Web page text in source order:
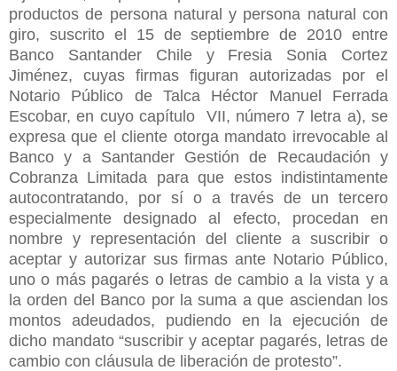
productos de persona natural y persona natural con
giro, suscrito el 15 de septiembre de 2010 entre
Banco Santander Chile y Fresia Sonia Cortez
Jiménez, cuyas firmas figuran autorizadas por el
Notario Público de Talca Héctor Manuel Ferrada
Escobar, en cuyo capítulo VII, número 7 letra a), se
expresa que el cliente otorga mandato irrevocable al
Banco y a Santander Gestión de Recaudación y
Cobranza Limitada para que estos indistintamente
autocontratando, por sí o a través de un tercero
especialmente designado al efecto, procedan en
nombre y representación del cliente a suscribir o
aceptar y autorizar sus firmas ante Notario Público,
uno o más pagarés o letras de cambio a la vista y a
la orden del Banco por la suma a que asciendan los
montos adeudados, pudiendo en la ejecución de
dicho mandato “suscribir y aceptar pagarés, letras de
cambio con cláusula de liberación de protesto”.